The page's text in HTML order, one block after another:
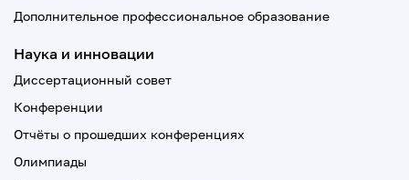
Дополнительное профессиональное образование
Наука и инновации
Диссертационный совет
Конференции
Отчёты о прошедших конференциях
Олимпиады